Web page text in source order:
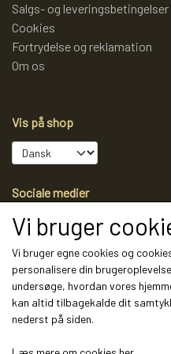
Salgs- og leveringsbetingelser
Cookies
Fortrydelse og reklamation
Om os
Vis på shop
Sociale medier
Modtag vores nyhedsbrev via
Vi bruger
Vi bruger egne cookies og
personalisere din
undersøge, hvordan vores
kan altid tilbagekalde dit
nederst på siden.